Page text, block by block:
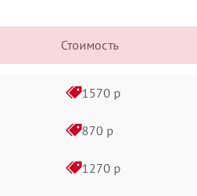
Стоимость
1570 р
870 р
1270 р